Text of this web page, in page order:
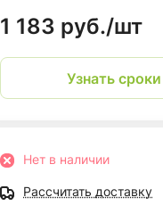
1 183 руб./шт
Узнать
Нет в наличии
Рассчитать доставку